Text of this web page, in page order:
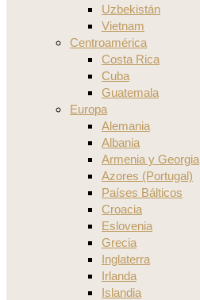
Uzbekistán
Vietnam
Centroamérica
Costa Rica
Cuba
Guatemala
Europa
Alemania
Albania
Armenia y Georgia
Azores (Portugal)
Países Bálticos
Croacia
Eslovenia
Grecia
Inglaterra
Irlanda
Islandia